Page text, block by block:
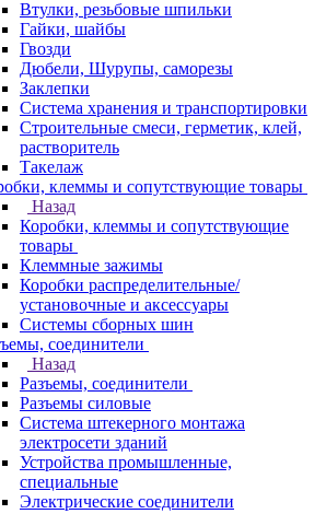
Втулки, резьбовые шпильки
Гайки, шайбы
Гвозди
Дюбели, Шурупы, саморезы
Заклепки
Система хранения и транспортировки
Строительные смеси, герметик, клей,
растворитель
Такелаж
клеммы и сопутствующие товары
Назад
Коробки, клеммы и сопутствующие
товары
Клеммные зажимы
Коробки распределительные/
установочные и аксессуары
Системы сборных шин
соединители
Назад
Разъемы, соединители
Разъемы силовые
Система штекерного монтажа
электросети зданий
Устройства промышленные,
специальные
Электрические соединители